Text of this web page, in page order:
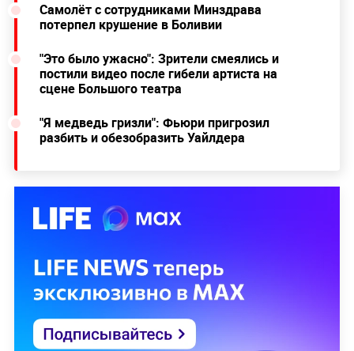
Самолёт с сотрудниками Минздрава
потерпел крушение в Боливии
"Это было ужасно": Зрители смеялись и
постили видео после гибели артиста на
сцене Большого театра
"Я медведь гризли": Фьюри пригрозил
разбить и обезобразить Уайлдера